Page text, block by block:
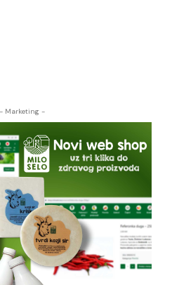
- Marketing -